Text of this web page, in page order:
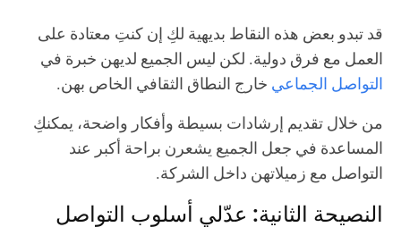
قد تبدو بعض هذه النقاط بديهية لكِ إن كنتِ معتادة على
العمل مع فرق دولية. لكن ليس الجميع لديهن خبرة في
التواصل الجماعي خارج النطاق الثقافي الخاص بهن.
من خلال تقديم إرشادات بسيطة وأفكار واضحة، يمكنكِ
المساعدة في جعل الجميع يشعرن براحة أكبر عند
التواصل مع زميلاتهن داخل الشركة.
النصيحة الثانية: عدّلي أسلوب التواصل